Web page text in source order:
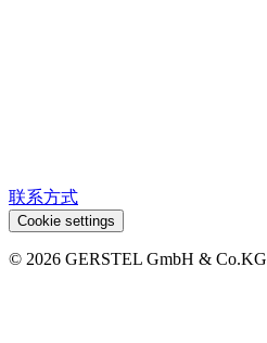
联系方式
Cookie settings
© 2026 GERSTEL GmbH & Co.KG